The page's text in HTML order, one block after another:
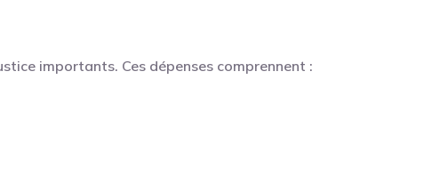
importants. Ces dépenses comprennent :